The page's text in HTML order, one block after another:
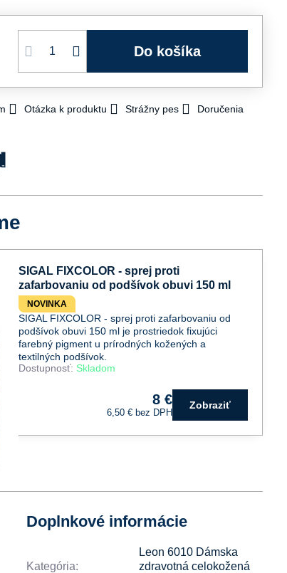
Do košíka
Otázka k produktu Strážny pes Doručenia
SIGAL FIXCOLOR - sprej proti
zafarbovaniu od podšívok obuvi 150 ml
NOVINKA
SIGAL FIXCOLOR - sprej proti zafarbovaniu od
podšívok obuvi 150 ml je prostriedok fixujúci
farebný pigment u prírodných kožených a
textilných podšívok.
Dostupnosť: Skladom
8 €
6,50 € bez DPH
Zobraziť
Doplnkové informácie
Kategória:
Leon 6010 Dámska
zdravotná celokožená